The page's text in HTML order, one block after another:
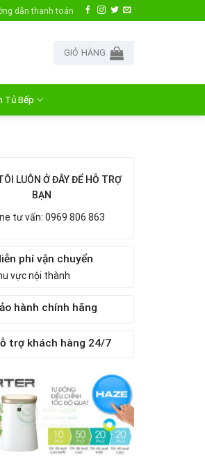
dẫn thanh toán
GIỎ HÀNG
Tủ Bếp
LUÔN Ở ĐÂY ĐỂ HỖ TRỢ
BẠN
tư vấn: 0969 806 863
phí vận chuyển
vực nội thành
hành chính hãng
trợ khách hàng 24/7